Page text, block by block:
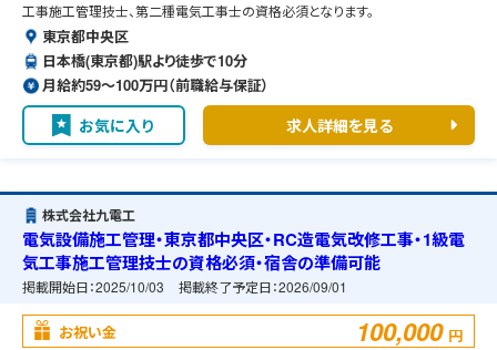
工事施工管理技士、第二種電気工事士の資格必須となります。
東京都中央区
日本橋(東京都)駅より徒歩で10分
月給約59〜100万円（前職給与保証）
お気に入り 求人詳細を見る
株式会社九電工
電気設備施工管理・東京都中央区・RC造電気改修工事・1級電
気工事施工管理技士の資格必須・宿舎の準備可能
掲載開始日：2025/10/03 掲載終了予定日：2026/09/01
お祝い金 100,000 円